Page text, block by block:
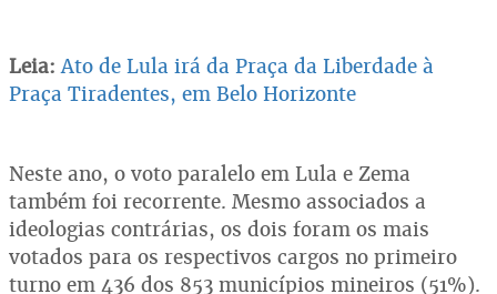
Leia:Ato de Lula irá da Praça da Liberdade à
Praça Tiradentes, em Belo Horizonte
Neste ano, o voto paralelo em Lula e Zema
também foi recorrente. Mesmo associados a
ideologias contrárias, os dois foram os mais
votados para os respectivos cargos no primeiro
turno em 436 dos 853 municípios mineiros (51%).